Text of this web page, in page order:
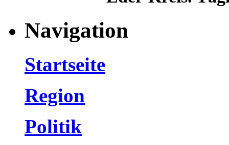
Navigation
Startseite
Region
Politik